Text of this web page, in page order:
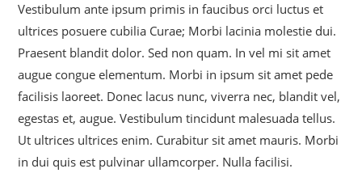
Vestibulum ante ipsum primis in faucibus orci luctus et
ultrices posuere cubilia Curae; Morbi lacinia molestie dui.
Praesent blandit dolor. Sed non quam. In vel mi sit amet
augue congue elementum. Morbi in ipsum sit amet pede
facilisis laoreet. Donec lacus nunc, viverra nec, blandit vel,
egestas et, augue. Vestibulum tincidunt malesuada tellus.
Ut ultrices ultrices enim. Curabitur sit amet mauris. Morbi
in dui quis est pulvinar ullamcorper. Nulla facilisi.